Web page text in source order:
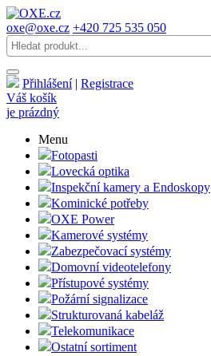
oxe@oxe.cz +420 725 535 050
Přihlášení| Registrace
Váš košík
je prázdný
Menu
Fotopasti
Lovecká optika
Inspekční kamery a Endoskopy
Kominické potřeby
OXE Power
Kamerové systémy
Zabezpečovací systémy
Domovní videotelefony
Přístupové systémy
Požární signalizace
Strukturovaná kabeláž
Telekomunikace
Ostatní sortiment